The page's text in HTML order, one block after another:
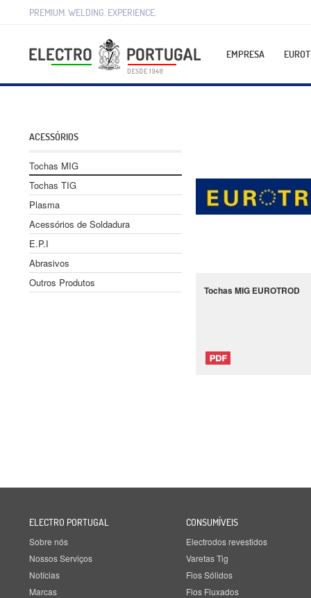
PREMIUM. WELDING. EXPERIENCE.
EMPRESA
ACESSÓRIOS
Tochas MIG
Tochas TIG
Plasma
Acessórios de Soldadura
E.P.I
Abrasivos
Outros Produtos
Tochas MIG EUROTROD
ELECTRO PORTUGAL
Sobre nós
Nossos Serviços
Notícias
Marcas
CONSUMÍVEIS
Electrodos revestidos
Varetas Tig
Fios Sólidos
Fios Fluxados